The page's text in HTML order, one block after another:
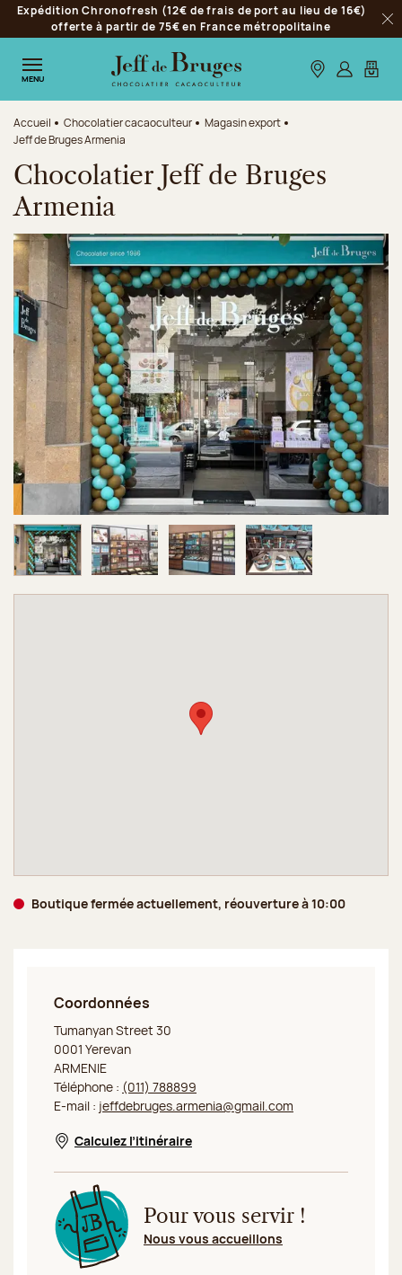
Aller à la navigation
Aller au contenu principal
Aller au pied de page
Expédition Chronofresh (12€ de frais de port au lieu de 16€)
offerte à partir de 75€ en France métropolitaine
MENU Nos boutiques
S’identifier
Mon
Accueil Chocolatier cacaoculteur
Magasin export
Jeff de Bruges Armenia
Chocolatier Jeff de Bruges
Armenia
Image 1 sur 4
Boutique fermée actuellement, réouverture à 10:00
Coordonnées
Jeff de Bruges Armenia
Tumanyan Street 30
0001 Yerevan
ARMENIE
Téléphone : (011) 788899
E-mail : jeffdebruges.armenia@gmail.com
Nouvelle fenêtre
Calculez l’itinéraire
Pour vous servir !
Nous vous accueillons